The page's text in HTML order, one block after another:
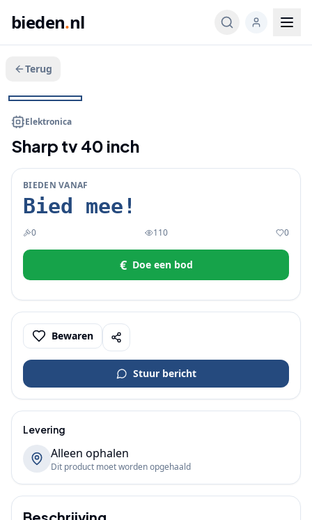
bieden.nl
Terug
Veeg voor meer
Elektronica
Sharp tv 40 inch
BIEDEN VANAF
Bied mee!
0 110 0
€ Doe een bod
Bewaren
Stuur bericht
Levering
Alleen ophalen
Dit product moet worden opgehaald